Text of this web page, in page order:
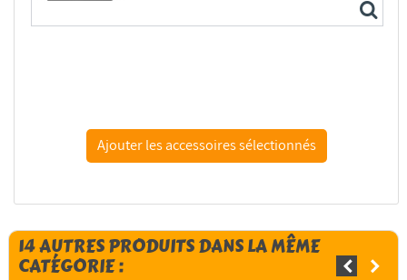
VMS CM01.PE Flexy 5K CA for PE - Colle cyano 5K pour...
14 AUTRES PRODUITS DANS LA MÊME
CATÉGORIE :